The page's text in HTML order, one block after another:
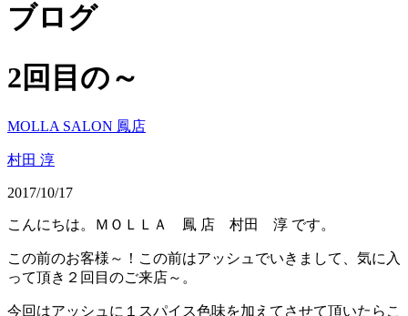
ブログ
2回目の～
MOLLA SALON 鳳店
村田 淳
2017/10/17
こんにちは。ＭＯＬＬＡ 鳳 店 村田 淳 です。
この前のお客様～！この前はアッシュでいきまして、気に入
って頂き２回目のご来店～。
今回はアッシュに１スパイス色味を加えてさせて頂いたらこ